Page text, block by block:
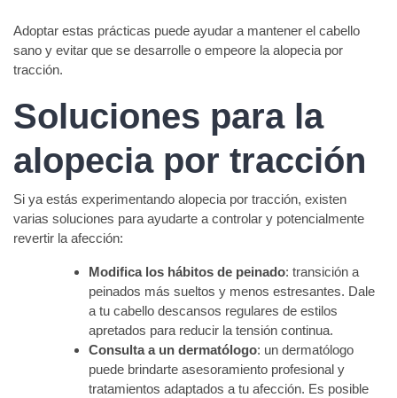
Adoptar estas prácticas puede ayudar a mantener el cabello
sano y evitar que se desarrolle o empeore la alopecia por
tracción.
Soluciones para la
alopecia por tracción
Si ya estás experimentando alopecia por tracción, existen
varias soluciones para ayudarte a controlar y potencialmente
revertir la afección:
Modifica los hábitos de peinado: transición a
peinados más sueltos y menos estresantes. Dale
a tu cabello descansos regulares de estilos
apretados para reducir la tensión continua.
Consulta a un dermatólogo: un dermatólogo
puede brindarte asesoramiento profesional y
tratamientos adaptados a tu afección. Es posible